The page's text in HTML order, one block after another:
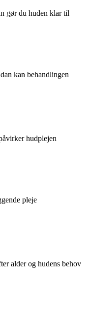
gør du huden klar til
kan behandlingen
hudplejen
pleje
alder og hudens behov